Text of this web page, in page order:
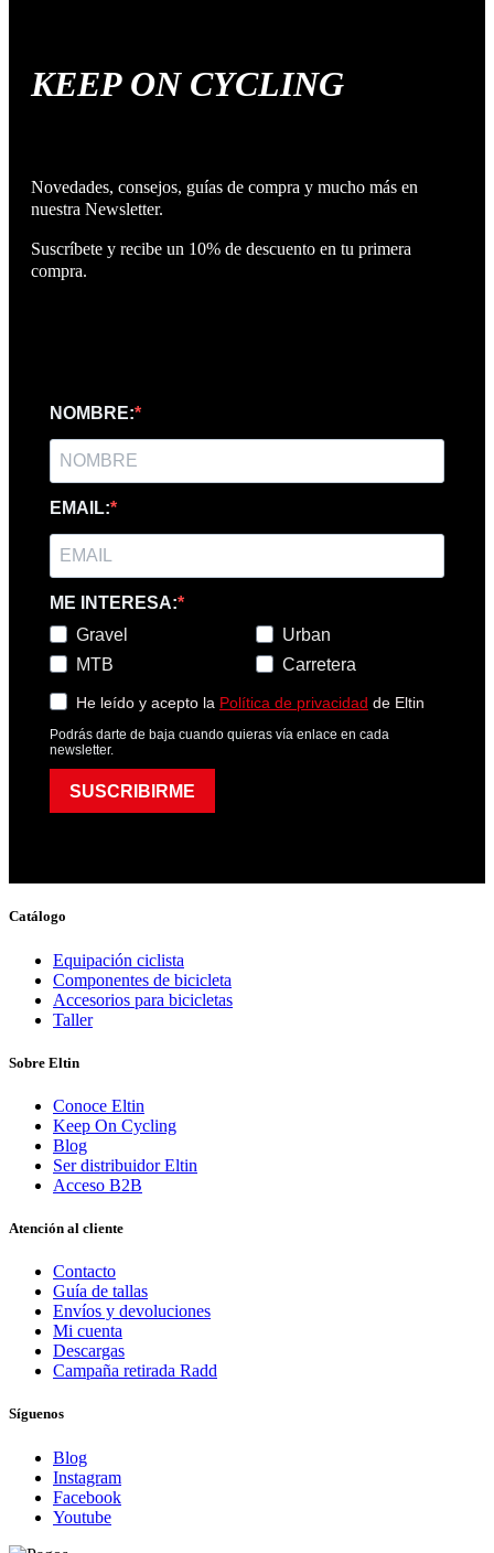
KEEP ON CYCLING
Novedades, consejos, guías de compra y mucho más en
nuestra Newsletter.
Suscríbete y recibe un 10% de descuento en tu primera
compra.
NOMBRE:
EMAIL:
ME INTERESA:
Gravel
MTB
Urban
Carretera
He leído y acepto la Política de privacidad de Eltin
Podrás darte de baja cuando quieras vía enlace en cada
newsletter.
SUSCRIBIRME
Catálogo
Equipación ciclista
Componentes de bicicleta
Accesorios para bicicletas
Taller
Sobre Eltin
Conoce Eltin
Keep On Cycling
Blog
Ser distribuidor Eltin
Acceso B2B
Atención al cliente
Contacto
Guía de tallas
Envíos y devoluciones
Mi cuenta
Descargas
Campaña retirada Radd
Síguenos
Blog
Instagram
Facebook
Youtube